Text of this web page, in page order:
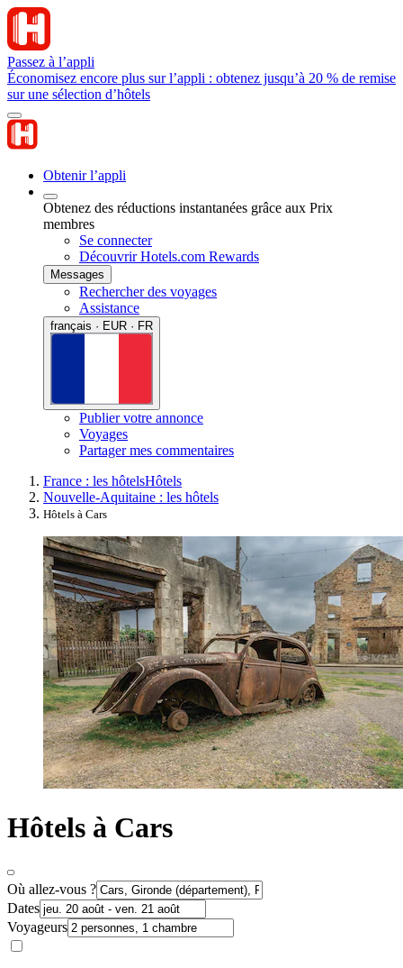
Passez à l’appli
Économisez encore plus sur l’appli : obtenez jusqu’à 20 % de remise
sur une sélection d’hôtels
Obtenir l’appli
Obtenez des réductions instantanées grâce aux Prix
membres
Se connecter
Découvrir Hotels.com Rewards
Messages
Rechercher des voyages
Assistance
français · EUR · FR
Publier votre annonce
Voyages
Partager mes commentaires
France : les hôtelsHôtels
Nouvelle-Aquitaine : les hôtels
Hôtels à Cars
Hôtels à Cars
Où allez-vous ?
Dates
Voyageurs